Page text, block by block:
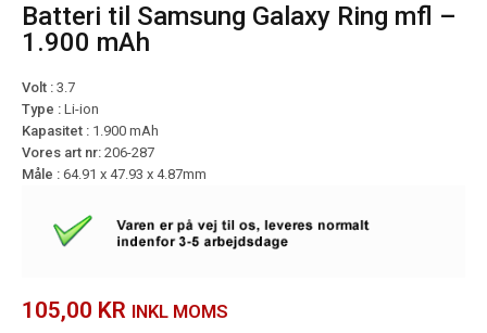
Batteri til Samsung Galaxy Ring mfl –
1.900 mAh
Volt : 3.7
Type : Li-ion
Kapasitet : 1.900 mAh
Vores art nr: 206-287
Måle : 64.91 x 47.93 x 4.87mm
105,00 KR INKL MOMS